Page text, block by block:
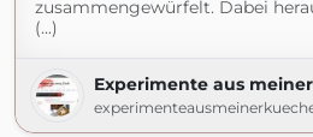
zusammengewürfelt. Dabei
(...)
Experimente aus